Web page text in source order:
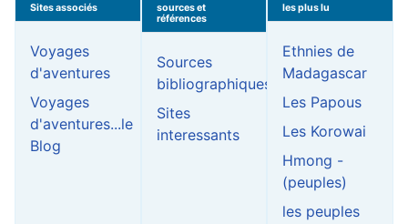
Sites associés
Voyages
d'aventures
Voyages
d'aventures...le
Blog
sources et
références
Sources
bibliographiques
Sites
interessants
les plus lu
Ethnies de
Madagascar
Les Papous
Les Korowai
Hmong -
(peuples)
les peuples